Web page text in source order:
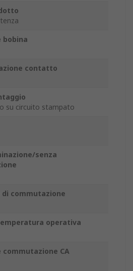
bobina
contatto
su circuito stampato
senza
di commutazione
operativa
commutazione CA